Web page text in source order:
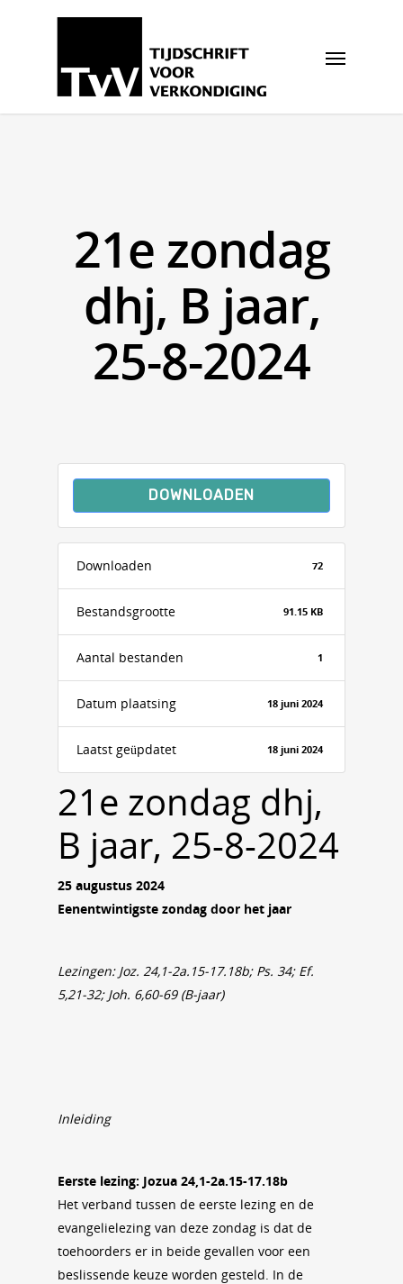
21e zondag
dhj, B jaar,
25-8-2024
DOWNLOADEN
Downloaden 72
Bestandsgrootte 91.15 KB
Aantal bestanden 1
Datum plaatsing 18 juni 2024
Laatst geüpdatet 18 juni 2024
21e zondag dhj,
B jaar, 25-8-2024
25 augustus 2024
Eenentwintigste zondag door het jaar
Lezingen: Joz. 24,1-2a.15-17.18b; Ps. 34; Ef.
5,21-32; Joh. 6,60-69 (B-jaar)
Inleiding
Eerste lezing: Jozua 24,1-2a.15-17.18b
Het verband tussen de eerste lezing en de
evangelielezing van deze zondag is dat de
toehoorders er in beide gevallen voor een
beslissende keuze worden gesteld. In de